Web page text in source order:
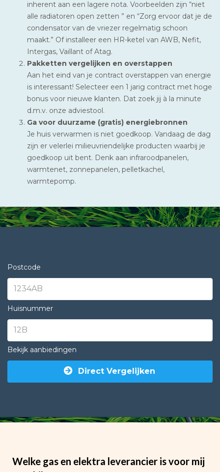
inherent aan een lagere nota. Voorbeelden zijn “niet
alle radiatoren open zetten ” en “Zorg ervoor dat je de
condensator van de vriezer regelmatig schoon
maakt.” Of installeer een HR-ketel van AWB, Nefit,
Intergas, Vaillant of Atag.
Pakketten vergelijken en overstappen
Aan het eind van je contract overstappen van energie
is interessant! Selecteer een 1 jarig contract met hoge
bonus voor nieuwe klanten. Dat zoek jij à la minute
d.m.v. onze adviestool.
Ga voor duurzame (gratis) energiebronnen
Je huis verwarmen is niet goedkoop. Vandaag de dag
zijn er velerlei milieuvriendelijke producten waarbij je
goedkoop uit bent. Denk aan infraroodpanelen,
warmtenet, zonnepanelen, pelletkachel,
warmtepomp.
Postcode
Huisnummer
Bekijk aanbiedingen
Direct Vergelijken
Welke gas en elektra leverancier is voor mij